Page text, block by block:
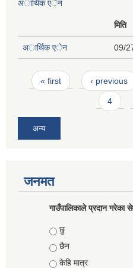
अार्थिक एेन
मिति
अार्थिक एेन 09/
Pages
« first ‹ previous
4
अन्य
जनमत
गाउँपालिकाले प्रदान गरेका
Choices
छु
छैन
केहि मात्र